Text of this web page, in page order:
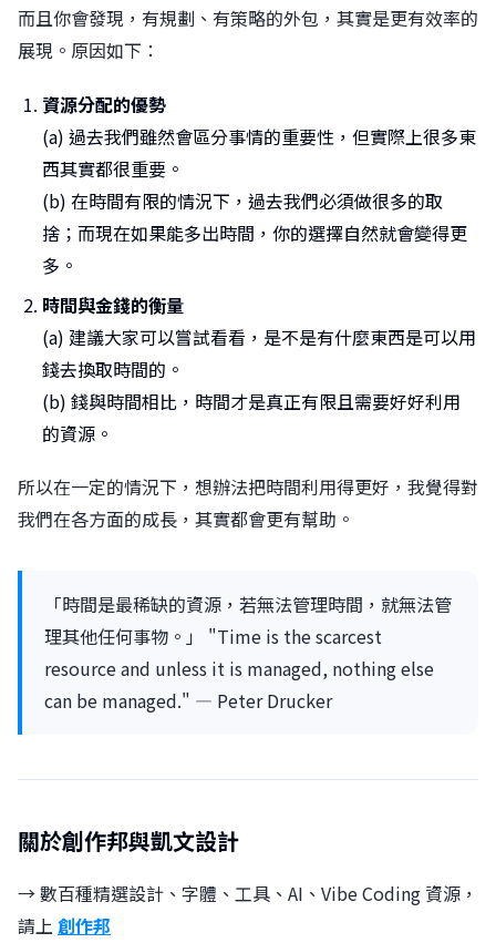
而且你會發現，有規劃、有策略的外包，其實是更有效率的
展現。原因如下：
資源分配的優勢
(a) 過去我們雖然會區分事情的重要性，但實際上很多東
西其實都很重要。
(b) 在時間有限的情況下，過去我們必須做很多的取
捨；而現在如果能多出時間，你的選擇自然就會變得更
多。
時間與金錢的衡量
(a) 建議大家可以嘗試看看，是不是有什麼東西是可以用
錢去換取時間的。
(b) 錢與時間相比，時間才是真正有限且需要好好利用
的資源。
所以在一定的情況下，想辦法把時間利用得更好，我覺得對
我們在各方面的成長，其實都會更有幫助。
「時間是最稀缺的資源，若無法管理時間，就無法管
理其他任何事物。」 "Time is the scarcest
resource and unless it is managed, nothing else
can be managed." — Peter Drucker
關於創作邦與凱文設計
→ 數百種精選設計、字體、工具、AI、Vibe Coding 資源，
請上 創作邦